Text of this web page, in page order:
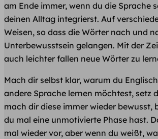
am Ende immer, wenn du die Sprache
deinen Alltag integrierst. Auf
Weisen, so dass die Wörter nach und
Unterbewusstsein gelangen. Mit der
auch leichter fallen neue Wörter zu
Mach dir selbst klar, warum du
andere Sprache lernen möchtest, setz
mach dir diese immer wieder bewusst,
du mal eine unmotivierte Phase hast.
mal wieder vor, aber wenn du weißt,